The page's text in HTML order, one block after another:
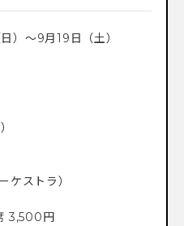
）〜9月19日（土）
ケストラ）
3,500円